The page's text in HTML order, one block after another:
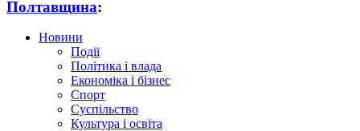
Полтавщина:
Новини
Події
Політика і влада
Економіка і бізнес
Спорт
Суспільство
Культура і освіта